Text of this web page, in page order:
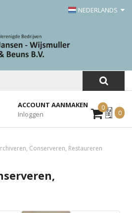
NEDERLANDS
ACCOUNT AANMAKEN
Inloggen
0Mijn
Offerte
0
Conserveren, Restaureren